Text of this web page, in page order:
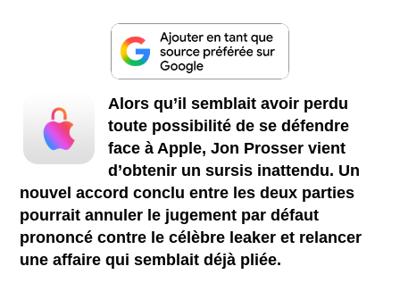
Alors qu’il semblait avoir perdu
toute possibilité de se défendre
face à Apple, Jon Prosser vient
d’obtenir un sursis inattendu. Un
nouvel accord conclu entre les deux parties
pourrait annuler le jugement par défaut
prononcé contre le célèbre leaker et relancer
une affaire qui semblait déjà pliée.